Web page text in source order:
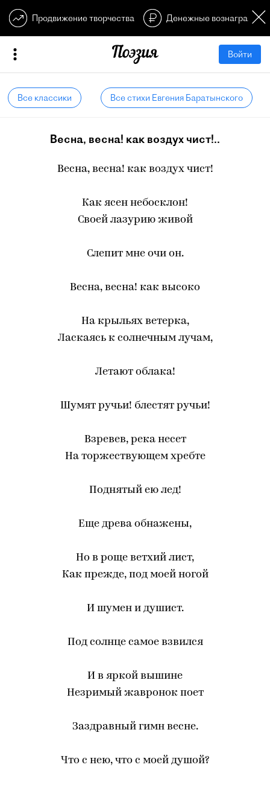
Продвижение творчества Денежные
Войти
Все классики Все стихи Евгения Баратынского
Весна, весна! как воздух чист!..
Весна, весна! как воздух чист!
Как ясен небосклон!
Своей лазурию живой
Слепит мне очи он.
Весна, весна! как высоко
На крыльях ветерка,
Ласкаясь к солнечным лучам,
Летают облака!
Шумят ручьи! блестят ручьи!
Взревев, река несет
На торжествующем хребте
Поднятый ею лед!
Еще древа обнажены,
Но в роще ветхий лист,
Как прежде, под моей ногой
И шумен и душист.
Под солнце самое взвился
И в яркой вышине
Незримый жавронок поет
Заздравный гимн весне.
Что с нею, что с моей душой?